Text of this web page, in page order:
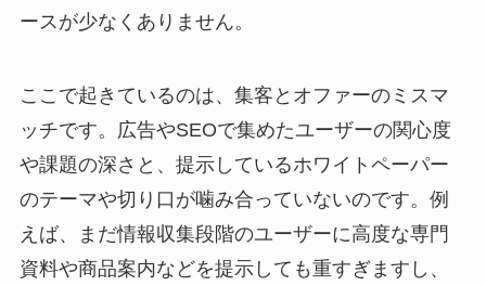
ースが少なくありません。
ここで起きているのは、集客とオファーのミスマ
ッチです。広告やSEOで集めたユーザーの関心度
や課題の深さと、提示しているホワイトペーパー
のテーマや切り口が噛み合っていないのです。例
えば、まだ情報収集段階のユーザーに高度な専門
資料や商品案内などを提示しても重すぎますし、